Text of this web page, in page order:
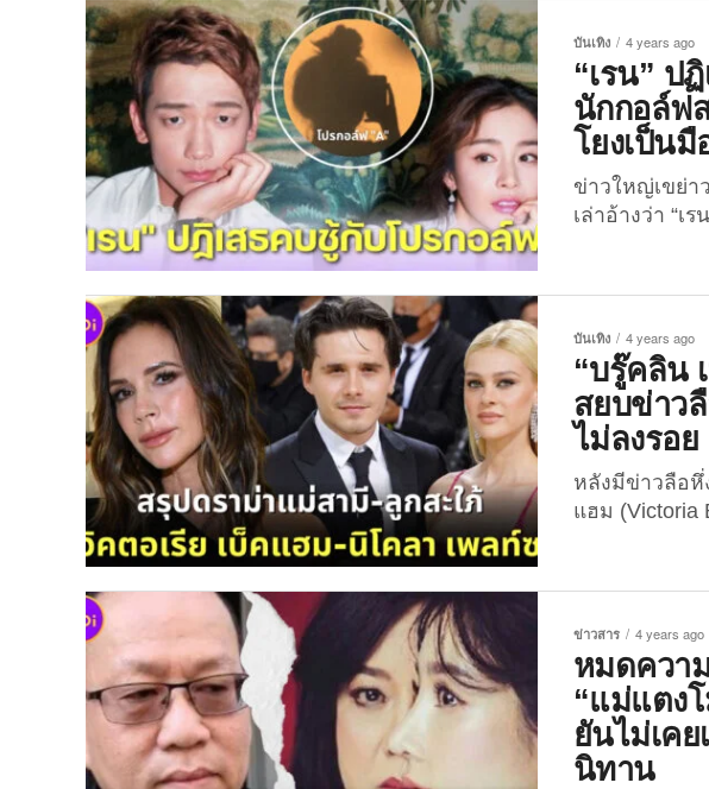
Fast and The
บันเทิง 4 years ago
“เรน” ป
นักกอล์ฟ
โยงเป็นมื
ข่าวใหญ่เขย่า
เล่าอ้างว่า “เ
บันเทิงของเก
ต้นสัปดาห์ที่ผ่า
หนึ่งถูกตีพิมพ์ล
“ท็อปสตาร์ผู้
ทั้งการร้อง, ก
บันเทิง 4 years ago
“บรู๊คลิน
สยบข่าว
ไม่ลงรอ
หลังมีข่าวลือหึ่
แฮม (Victoria
สาวคนสวย ไ
รายละเอียดใ
หลังจากเว็บไ
Six” เผยข่าว
ข่าวสาร 4 years ago
หมดควา
“แม่แตง
ยันไม่เค
นิทาน